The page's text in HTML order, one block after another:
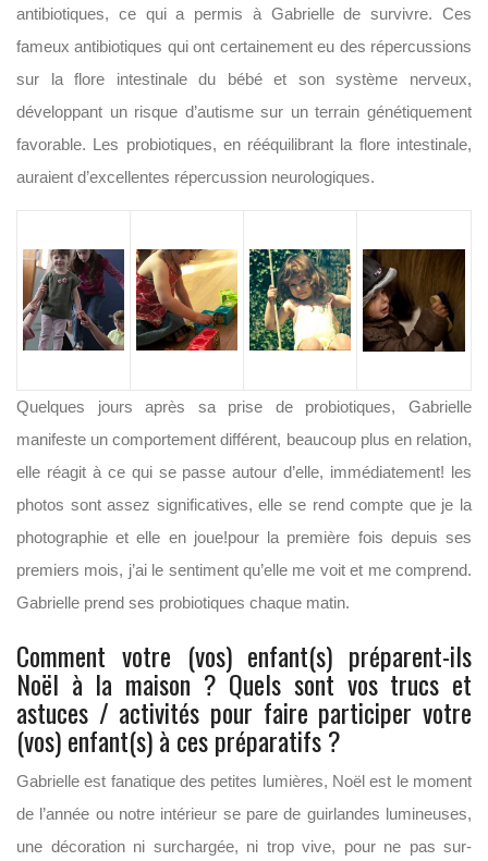
antibiotiques, ce qui a permis à Gabrielle de survivre. Ces
fameux antibiotiques qui ont certainement eu des répercussions
sur la flore intestinale du bébé et son système nerveux,
développant un risque d’autisme sur un terrain génétiquement
favorable. Les probiotiques, en rééquilibrant la flore intestinale,
auraient d’excellentes répercussion neurologiques.
Quelques jours après sa prise de probiotiques, Gabrielle
manifeste un comportement différent, beaucoup plus en relation,
elle réagit à ce qui se passe autour d’elle, immédiatement! les
photos sont assez significatives, elle se rend compte que je la
photographie et elle en joue!pour la première fois depuis ses
premiers mois, j’ai le sentiment qu’elle me voit et me comprend.
Gabrielle prend ses probiotiques chaque matin.
Comment votre (vos) enfant(s) préparent-ils
Noël à la maison ? Quels sont vos trucs et
astuces / activités pour faire participer votre
(vos) enfant(s) à ces préparatifs ?
Gabrielle est fanatique des petites lumières, Noël est le moment
de l’année ou notre intérieur se pare de guirlandes lumineuses,
une décoration ni surchargée, ni trop vive, pour ne pas sur-